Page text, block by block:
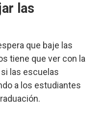
las
que baje las
tiene que ver con la
las escuelas
a los estudiantes